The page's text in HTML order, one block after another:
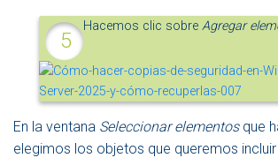
Hacemos clic sobreAgregar
En la ventana Seleccionar elementosque
elegimos los objetos que queremos incluir